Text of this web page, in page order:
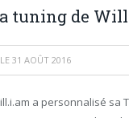
tuning de
LE 31 AOÛT 2016
a personnalisé sa